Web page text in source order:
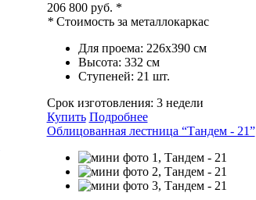
206 800 руб. *
*Стоимость за металлокаркас
Для проема: 226х390 см
Высота: 332 см
Ступеней: 21 шт.
Срок изготовления: 3 недели
Купить Подробнее
Облицованная лестница “Тандем - 21”